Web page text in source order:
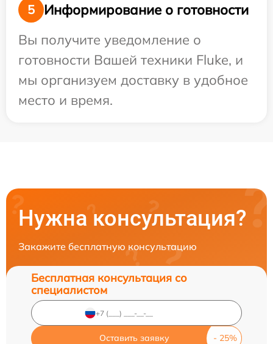
5
Информирование о готовности
Вы получите уведомление о
готовности Вашей техники Fluke, и
мы организуем доставку в удобное
место и время.
Нужна консультация?
Закажите бесплатную консультацию
Бесплатная консультация со
специалистом
Оставить заявку